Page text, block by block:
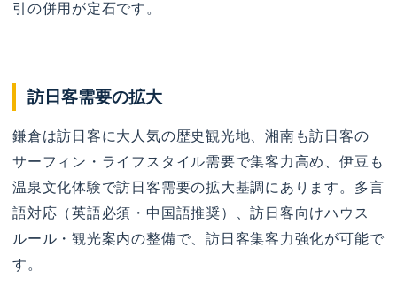
引の併用が定石です。
訪日客需要の拡大
鎌倉は訪日客に大人気の歴史観光地、湘南も訪日客の
サーフィン・ライフスタイル需要で集客力高め、伊豆も
温泉文化体験で訪日客需要の拡大基調にあります。多言
語対応（英語必須・中国語推奨）、訪日客向けハウス
ルール・観光案内の整備で、訪日客集客力強化が可能で
す。